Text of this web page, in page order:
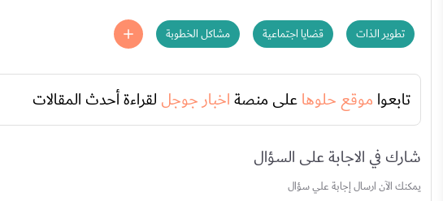
تطوير الذات قضايا اجتماعية مشاكل الخطوبة
تابعوا موقع حلوهاعلى منصةاخبار جوجل لقراءة أحدث المقالات
شارك في الاجابة على السؤال
يمكنك الآن ارسال إجابة علي سؤال